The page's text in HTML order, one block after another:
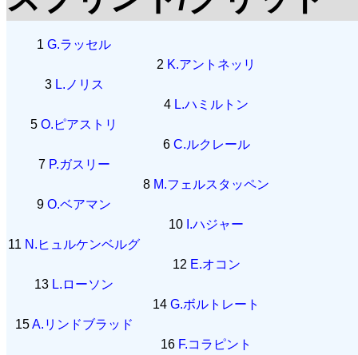
1 G.ラッセル
2 K.アントネッリ
3 L.ノリス
4 L.ハミルトン
5 O.ピアストリ
6 C.ルクレール
7 P.ガスリー
8 M.フェルスタッペン
9 O.ベアマン
10 I.ハジャー
11 N.ヒュルケンベルグ
12 E.オコン
13 L.ローソン
14 G.ボルトレート
15A.リンドブラッド
16 F.コラピント